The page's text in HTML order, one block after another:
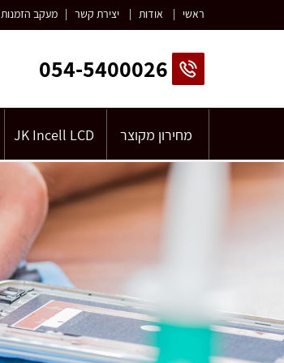
ראשי | אודות | יצירת קשר | מעקב הזמנות
054-5400026
מחירון מקוצר JK Incell LCD